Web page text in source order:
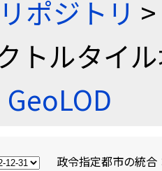
ポジトリ >
トルタイ
GeoLOD
政令指定都市の統